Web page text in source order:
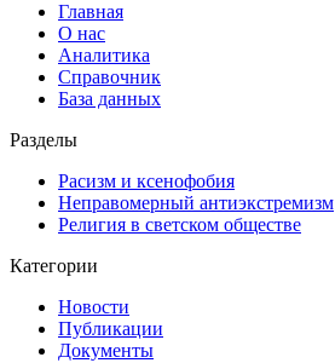
Главная
О нас
Аналитика
Справочник
База данных
Разделы
Расизм и ксенофобия
Неправомерный антиэкстремизм
Религия в светском обществе
Категории
Новости
Публикации
Документы